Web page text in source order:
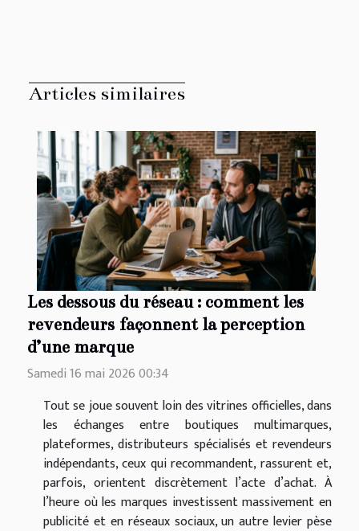
Articles similaires
Les dessous du réseau : comment les
revendeurs façonnent la perception
d’une marque
Samedi 16 mai 2026 00:34
Tout se joue souvent loin des vitrines officielles, dans
les échanges entre boutiques multimarques,
plateformes, distributeurs spécialisés et revendeurs
indépendants, ceux qui recommandent, rassurent et,
parfois, orientent discrètement l’acte d’achat. À
l’heure où les marques investissent massivement en
publicité et en réseaux sociaux, un autre levier pèse